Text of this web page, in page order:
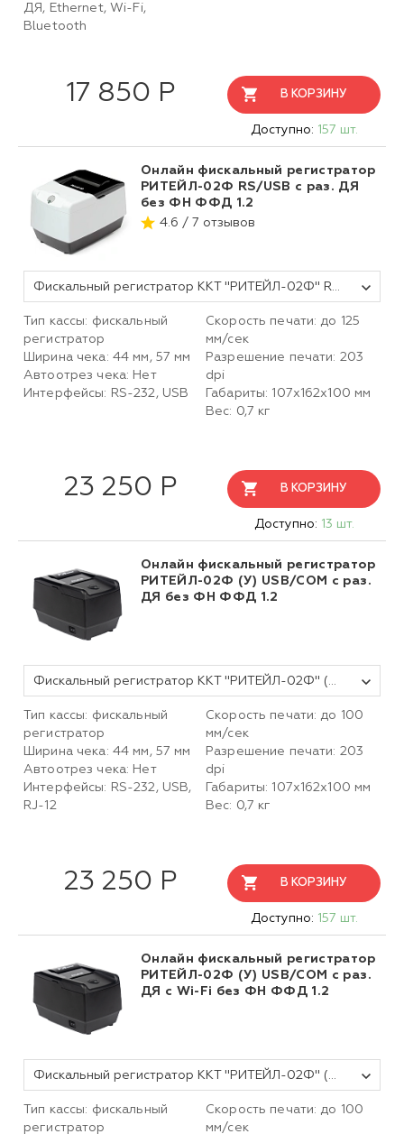
ДЯ, Ethernet, Wi-Fi,
Bluetooth
17 850 Р В КОРЗИНУ
Доступно: 157 шт.
Онлайн фискальный регистратор
РИТЕЙЛ-02Ф RS/USB с раз. ДЯ
без ФН ФФД 1.2
4.6 / 7 отзывов
Фискальный регистратор ККТ "РИТЕЙЛ-02Ф" RS/USB с раз. ДЯ (белый) без ФН ФФД 1.2
Тип кассы: фискальный
регистратор
Ширина чека: 44 мм, 57 мм
Автоотрез чека: Нет
Интерфейсы: RS-232, USB
Скорость печати: до 125
мм/сек
Разрешение печати: 203
dpi
Габариты: 107х162х100 мм
Вес: 0,7 кг
23 250 Р В КОРЗИНУ
Доступно: 13 шт.
Онлайн фискальный регистратор
РИТЕЙЛ-02Ф (У) USB/COM с раз.
ДЯ без ФН ФФД 1.2
Фискальный регистратор ККТ "РИТЕЙЛ-02Ф" (У) USB/COM с раз. ДЯ (черный) без ФН
Тип кассы: фискальный
регистратор
Ширина чека: 44 мм, 57 мм
Автоотрез чека: Нет
Интерфейсы: RS-232, USB,
RJ-12
Скорость печати: до 100
мм/сек
Разрешение печати: 203
dpi
Габариты: 107х162х100 мм
Вес: 0,7 кг
23 250 Р В КОРЗИНУ
Доступно: 157 шт.
Онлайн фискальный регистратор
РИТЕЙЛ-02Ф (У) USB/COM с раз.
ДЯ c Wi-Fi без ФН ФФД 1.2
Фискальный регистратор ККТ "РИТЕЙЛ-02Ф" (У) USB/COM с раз. ДЯ c Wi-Fi (черный) без ФН
Тип кассы: фискальный
регистратор
Скорость печати: до 100
мм/сек